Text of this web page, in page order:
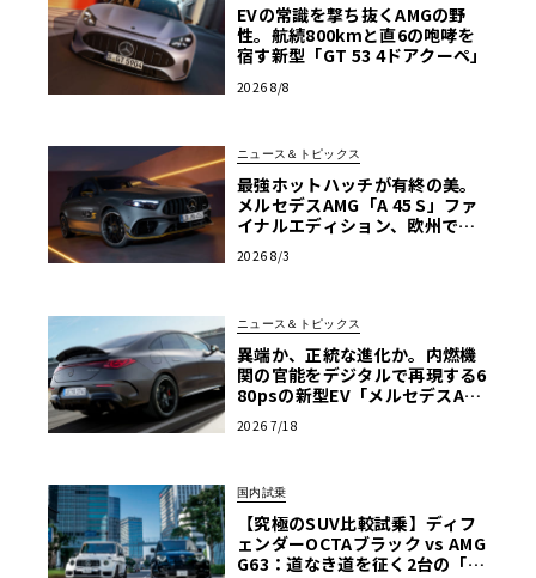
EVの常識を撃ち抜くAMGの野
性。航続800kmと直6の咆哮を
宿す新型「GT 53 4ドアクーペ」
2026 8/8
ニュース＆トピックス
最強ホットハッチが有終の美。
メルセデスAMG「A 45 S」ファ
イナルエディション、欧州で受
2026 8/3
ニュース＆トピックス
異端か、正統な進化か。内燃機
関の官能をデジタルで再現する6
80psの新型EV「メルセデスAM
2026 7/18
国内試乗
【究極のSUV比較試乗】ディフ
ェンダーOCTAブラック vs AMG
G63：道なき道を征く2台の「対